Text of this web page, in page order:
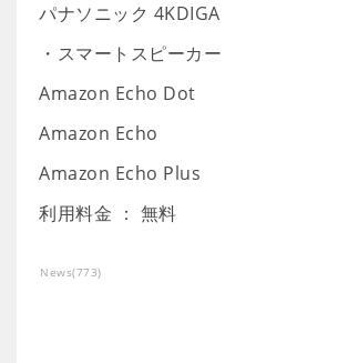
パナソニック 4KDIGA
・スマートスピーカー
Amazon Echo Dot
Amazon Echo
Amazon Echo Plus
利用料金 ： 無料
News(773)